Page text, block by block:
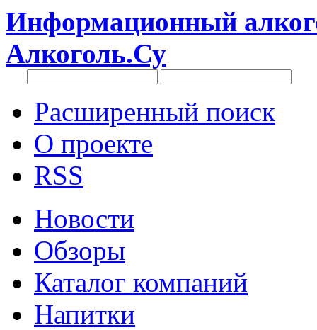
Информационный
Алкоголь.Су
Расширенный поиск
О проекте
RSS
Новости
Обзоры
Каталог компаний
Напитки